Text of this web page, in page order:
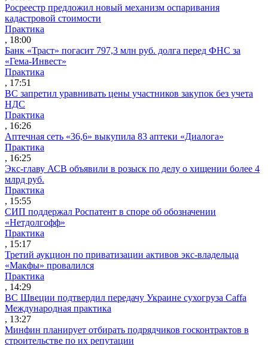
Росреестр предложил новый механизм оспаривания
кадастровой стоимости
Практика
, 18:00
Банк «Траст» погасит 797,3 млн руб. долга перед ФНС за
«Гема-Инвест»
Практика
, 17:51
ВС запретил уравнивать цены участников закупок без учета
НДС
Практика
, 16:26
Аптечная сеть «36,6» выкупила 83 аптеки «Диалога»
Практика
, 16:25
Экс-главу АСВ объявили в розыск по делу о хищении более 4
млрд руб.
Практика
, 15:55
СИП поддержал Роспатент в споре об обозначении
«Нетдолгофф»
Практика
, 15:17
Третий аукцион по приватизации активов экс-владельца
«Макфы» провалился
Практика
, 14:29
ВС Швеции подтвердил передачу Украине сухогруза Caffa
Международная практика
, 13:27
Минфин планирует отбирать подрядчиков госконтрактов в
строительстве по их репутации